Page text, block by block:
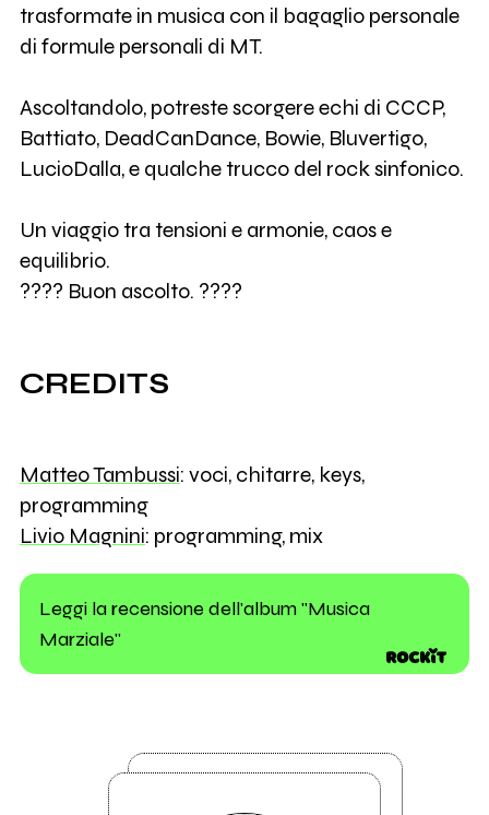
trasformate in musica con il bagaglio personale
di formule personali di MT.
Ascoltandolo, potreste scorgere echi di CCCP,
Battiato, DeadCanDance, Bowie, Bluvertigo,
LucioDalla, e qualche trucco del rock sinfonico.
Un viaggio tra tensioni e armonie, caos e
equilibrio.
???? Buon ascolto. ????
CREDITS
Matteo Tambussi: voci, chitarre, keys,
programming
Livio Magnini: programming, mix
Leggi la recensione dell'album "Musica
Marziale"